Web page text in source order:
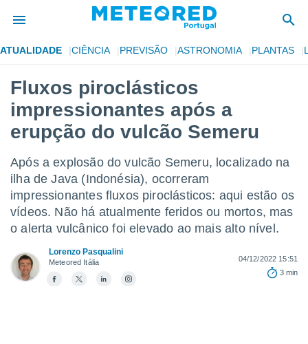
da
foi
para
fornecidas
a este
das
forma
ATUALIDADE CIÊNCIA PREVISÃO ASTRONOMIA PLANTAS
Fluxos piroclásticos
impressionantes após a
erupção do vulcão Semeru
Após a explosão do vulcão Semeru, localizado na
ilha de Java (Indonésia), ocorreram
impressionantes fluxos piroclásticos: aqui estão os
vídeos. Não há atualmente feridos ou mortos, mas
o alerta vulcânico foi elevado ao mais alto nível.
Lorenzo Pasqualini
Meteored Itália
04/12/2022 15:51
3 min